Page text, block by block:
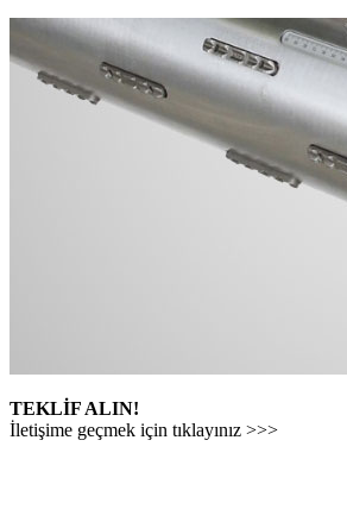
TEKLİF ALIN!
İletişime geçmek için tıklayınız >>>